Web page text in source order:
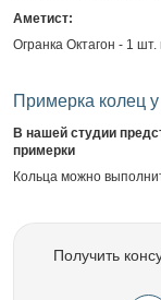
Аметист:
Огранка Октагон - 1 шт.
Примерка колец у
В нашей студии
примерки
Кольца можно
Получить